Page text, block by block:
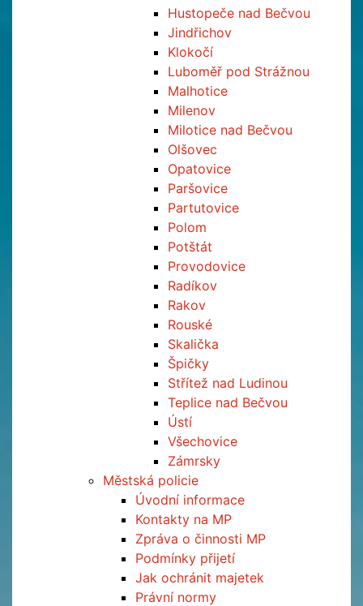
Hustopeče nad Bečvou
Jindřichov
Klokočí
Luboměř pod Strážnou
Malhotice
Milenov
Milotice nad Bečvou
Olšovec
Opatovice
Paršovice
Partutovice
Polom
Potštát
Provodovice
Radíkov
Rakov
Rouské
Skalička
Špičky
Střítež nad Ludinou
Teplice nad Bečvou
Ústí
Všechovice
Zámrsky
Městská policie
Úvodní informace
Kontakty na MP
Zpráva o činnosti MP
Podmínky přijetí
Jak ochránit majetek
Právní normy